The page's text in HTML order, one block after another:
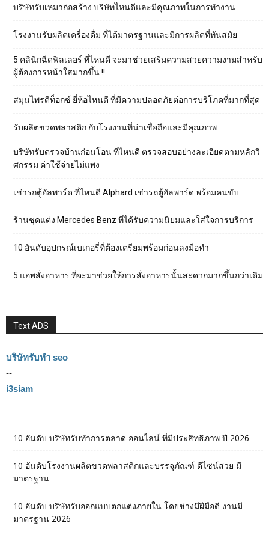
บริษัทรับเหมาก่อสร้าง บริษัทไหนดีและมีคุณภาพในการทำงาน
โรงงานรับผลิตเครื่องดื่ม ที่ได้มาตรฐานและมีการผลิตที่ทันสมัย
5 คลินิกฉีดฟิลเลอร์ ที่ไหนดี จะมาช่วยเสริมความสวยความงามสำหรับ
ผู้ต้องการหน้าใสมากขึ้น !!
สมุนไพรดีท็อกซ์ ยี่ห้อไหนดี ที่มีความปลอดภัยต่อการบริโภคที่มากที่สุด
รับผลิตขวดพลาสติก กับโรงงานที่น่าเชื่อถือและมีคุณภาพ
บริษัทรับตรวจบ้านก่อนโอน ที่ไหนดี ตรวจสอบอย่างละเอียดตามหลักวิ
ศกรรม ค่าใช้จ่ายไม่แพง
เช่ารถตู้อัลพาร์ด ที่ไหนดี Alphard เช่ารถตู้อัลพาร์ด พร้อมคนขับ
ร้านชุดแต่ง Mercedes Benz ที่ได้รับความนิยมและใส่ใจการบริการ
10 อันดับอุปกรณ์เบเกอรี่ที่ต้องเตรียมพร้อมก่อนลงมือทำ
5 แอพสั่งอาหาร ที่จะมาช่วยให้การสั่งอาหารนั้นสะดวกมากขึ้นกว่าเดิม
Text ADS
บริษัทรับทำ seo
--
i3siam
10 อันดับ บริษัทรับทำการตลาด ออนไลน์ ที่มีประสิทธิภาพ ปี 2026
10 อันดับโรงงานผลิตขวดพลาสติกและบรรจุภัณฑ์ ดีไซน์สวย มี
มาตรฐาน
10 อันดับ บริษัทรับออกแบบตกแต่งภายใน โดยช่างมีฝีมือดี งานมี
มาตรฐาน 2026